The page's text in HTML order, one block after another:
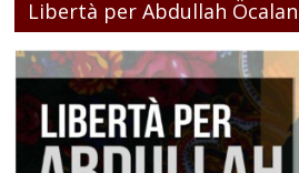
Libertà per Abdullah Öcalan